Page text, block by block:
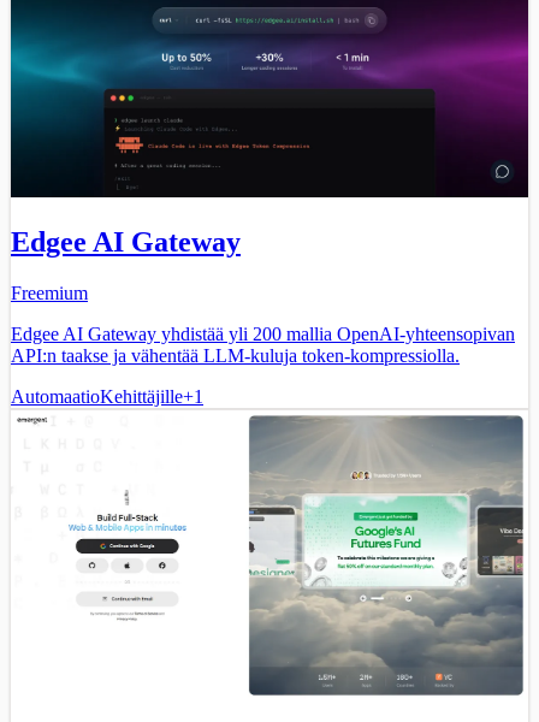
Edgee AI Gateway
Freemium
Edgee AI Gateway yhdistää yli 200 mallia OpenAI-yhteensopivan
API:n taakse ja vähentää LLM-kuluja token-kompressiolla.
AutomaatioKehittäjille+1